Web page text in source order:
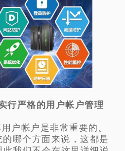
行严格的用户帐户管理
户帐户是非常重要的。
哪个方面来说，这都是